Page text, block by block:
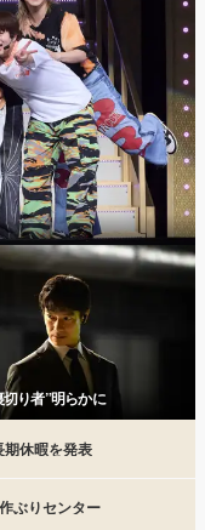
り者”明らかに
期休暇を発表
ぶりセンター